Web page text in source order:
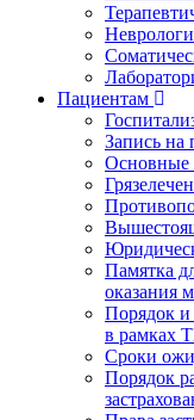
Пациентам
Запись на
Основные
Памятка
оказания
Порядок и
в рамках
Сроки
Порядок